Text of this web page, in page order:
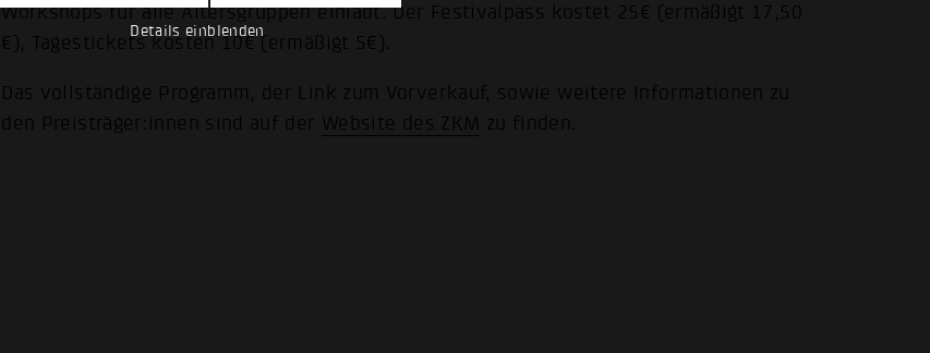
Details einblenden
Workshops für alle Altersgruppen einlädt. Der Festivalpass kostet 25€ (ermäßigt 17,50
€), Tagestickets kosten 10€ (ermäßigt 5€).
Das vollständige Programm, der Link zum Vorverkauf, sowie weitere Informationen zu
den Preisträger:innen sind auf der Website des ZKM zu finden.